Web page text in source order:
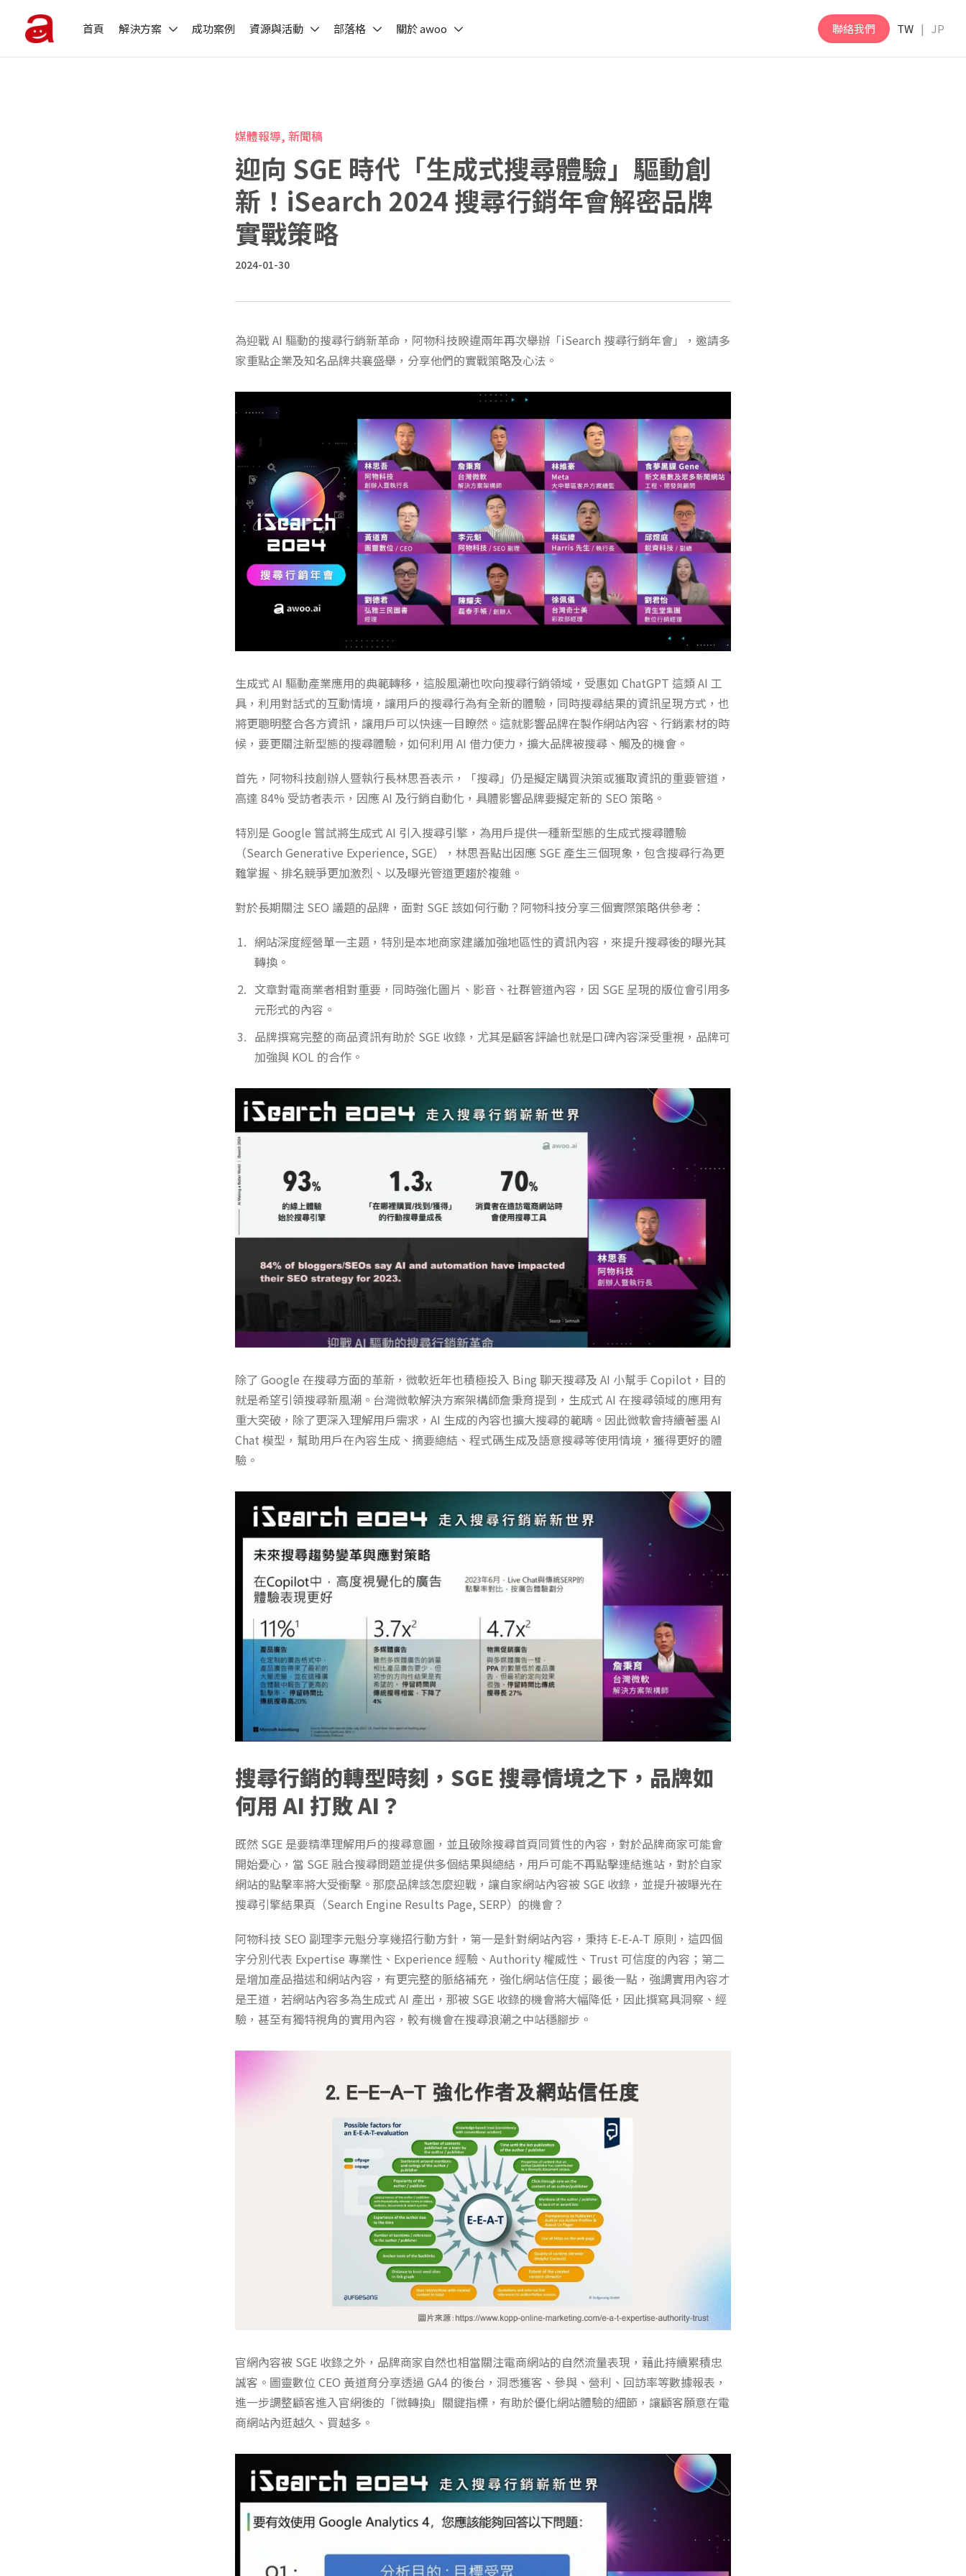
首頁 解決方案 成功案例 資源與活動 部落格 關於 awoo 聯絡我們 TW JP
媒體報導, 新聞稿
迎向 SGE 時代「生成式搜尋體驗」驅動創
新！iSearch 2024 搜尋行銷年會解密品牌
實戰策略
2024-01-30
為迎戰 AI 驅動的搜尋行銷新革命，阿物科技睽違兩年再次舉辦「iSearch 搜尋行銷年會」，邀請多
家重點企業及知名品牌共襄盛舉，分享他們的實戰策略及心法。
生成式 AI 驅動產業應用的典範轉移，這股風潮也吹向搜尋行銷領域，受惠如 ChatGPT 這類 AI 工
具，利用對話式的互動情境，讓用戶的搜尋行為有全新的體驗，同時搜尋結果的資訊呈現方式，也
將更聰明整合各方資訊，讓用戶可以快速一目瞭然。這就影響品牌在製作網站內容、行銷素材的時
候，要更關注新型態的搜尋體驗，如何利用 AI 借力使力，擴大品牌被搜尋、觸及的機會。
首先，阿物科技創辦人暨執行長林思吾表示，「搜尋」仍是擬定購買決策或獲取資訊的重要管道，
高達 84% 受訪者表示，因應 AI 及行銷自動化，具體影響品牌要擬定新的 SEO 策略。
特別是 Google 嘗試將生成式 AI 引入搜尋引擎，為用戶提供一種新型態的生成式搜尋體驗
（Search Generative Experience, SGE），林思吾點出因應 SGE 產生三個現象，包含搜尋行為更
難掌握、排名競爭更加激烈、以及曝光管道更趨於複雜。
對於長期關注 SEO 議題的品牌，面對 SGE 該如何行動？阿物科技分享三個實際策略供參考：
網站深度經營單一主題，特別是本地商家建議加強地區性的資訊內容，來提升搜尋後的曝光其
轉換。
文章對電商業者相對重要，同時強化圖片、影音、社群管道內容，因 SGE 呈現的版位會引用多
元形式的內容。
品牌撰寫完整的商品資訊有助於 SGE 收錄，尤其是顧客評論也就是口碑內容深受重視，品牌可
加強與 KOL 的合作。
除了 Google 在搜尋方面的革新，微軟近年也積極投入 Bing 聊天搜尋及 AI 小幫手 Copilot，目的
就是希望引領搜尋新風潮。台灣微軟解決方案架構師詹秉育提到，生成式 AI 在搜尋領域的應用有
重大突破，除了更深入理解用戶需求，AI 生成的內容也擴大搜尋的範疇。因此微軟會持續著墨 AI
Chat 模型，幫助用戶在內容生成、摘要總結、程式碼生成及語意搜尋等使用情境，獲得更好的體
驗。
搜尋行銷的轉型時刻，SGE 搜尋情境之下，品牌如
何用 AI 打敗 AI？
既然 SGE 是要精準理解用戶的搜尋意圖，並且破除搜尋首頁同質性的內容，對於品牌商家可能會
開始憂心，當 SGE 融合搜尋問題並提供多個結果與總結，用戶可能不再點擊連結進站，對於自家
網站的點擊率將大受衝擊。那麼品牌該怎麼迎戰，讓自家網站內容被 SGE 收錄，並提升被曝光在
搜尋引擎結果頁（Search Engine Results Page, SERP）的機會？
阿物科技 SEO 副理李元魁分享幾招行動方針，第一是針對網站內容，秉持 E-E-A-T 原則，這四個
字分別代表 Expertise 專業性、Experience 經驗、Authority 權威性、Trust 可信度的內容；第二
是增加產品描述和網站內容，有更完整的脈絡補充，強化網站信任度；最後一點，強調實用內容才
是王道，若網站內容多為生成式 AI 產出，那被 SGE 收錄的機會將大幅降低，因此撰寫具洞察、經
驗，甚至有獨特視角的實用內容，較有機會在搜尋浪潮之中站穩腳步。
官網內容被 SGE 收錄之外，品牌商家自然也相當關注電商網站的自然流量表現，藉此持續累積忠
誠客。圖靈數位 CEO 黃道育分享透過 GA4 的後台，洞悉獲客、參與、營利、回訪率等數據報表，
進一步調整顧客進入官網後的「微轉換」關鍵指標，有助於優化網站體驗的細節，讓顧客願意在電
商網站內逛越久、買越多。